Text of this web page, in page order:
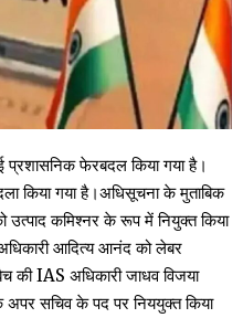
फेरबदल किया गया है।
किया गया है।अधिसूचना के मुताबिक
कमिश्नर के रूप में नियुक्त किया
आदित्य आनंद को लेबर
की IAS अधिकारी जाधव विजया
अपर सचिव के पद पर निययुक्त किया